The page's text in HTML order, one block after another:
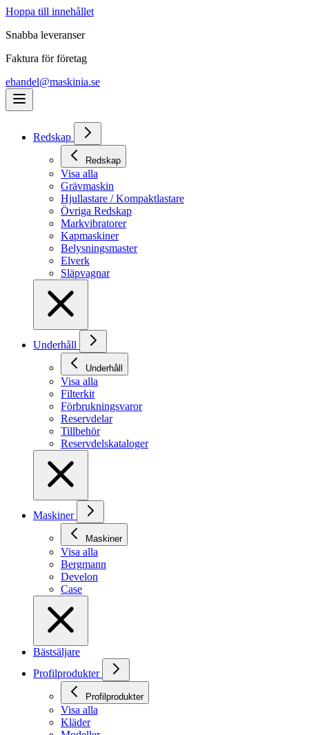
Hoppa till innehållet
Snabba leveranser
Faktura för företag
ehandel@maskinia.se
Redskap
Redskap
Visa alla
Grävmaskin
Hjullastare / Kompaktlastare
Övriga Redskap
Markvibratorer
Kapmaskiner
Belysningsmaster
Elverk
Släpvagnar
Underhåll
Underhåll
Visa alla
Filterkit
Förbrukningsvaror
Reservdelar
Tillbehör
Reservdelskataloger
Maskiner
Maskiner
Visa alla
Bergmann
Develon
Case
Bästsäljare
Profilprodukter
Profilprodukter
Visa alla
Kläder